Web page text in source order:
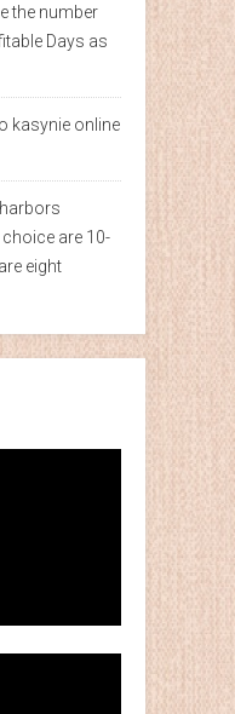
the number
Days as
kasynie online
are 10-
eight